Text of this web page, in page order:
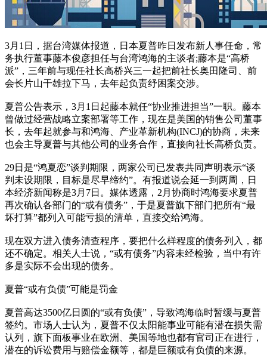
3月1日，据台湾媒体报道，日本夏普昨日发布新人事任命，常
务执行董事藤本俊彦担任与台湾鸿海的主谈者;藤本是“高桥
派”，三年前与现任社长高桥兴三一起把前社长奥田隆司、前
会长片山干雄拉下马，去年起负责纾困案交涉。
夏普公告表示，3月1日起藤本就任“协业推进担当”一职。藤本
曾做过经营战略立案部署等工作，现在是美国的销售公司董事
长，去年起就参与和鸿海、产业革新机构(INCJ)的协商，未来
也会主导夏普与其他公司的业务合作，直接向社长高桥负责。
29日是“鸿夏恋”谈判期限，两家公司已发表共同声明表示“谈
判未设期限，目标是尽早缔约”。有报道说会延一到两周，日
本经济新闻称是3月7日。媒体透露，2月协商时鸿海要求夏普
再次确认各部门的“或有债务”，于是夏普旗下部门把所有“最
坏打算”都列入可能亏损的清单，直接交给鸿海。
现在双方进入债务清查程序，要把什么样程度的债务列入，都
还不确定。相关人士说，“或有债务”内容未经检验，当中有许
多是实际不会出现的债务。
夏普“或有负债”可能是罚金
夏普高达3500亿日圆的“或有负债”，导致鸿海临时暂缓与夏普
签约。市场人士认为，夏普不仅太阳能事业可能有潜在损失需
认列，旗下面板事业在欧洲、美国等地也都有官司正在进行，
潜在的诉讼费用与赔偿金额等，都是巨额或有负债的来源。